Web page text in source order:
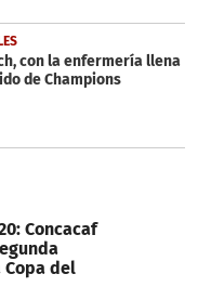
con la enfermería llena
de Champions
Concacaf
del